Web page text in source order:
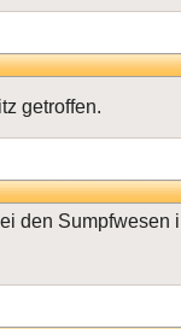
getroffen.
den Sumpfwesen